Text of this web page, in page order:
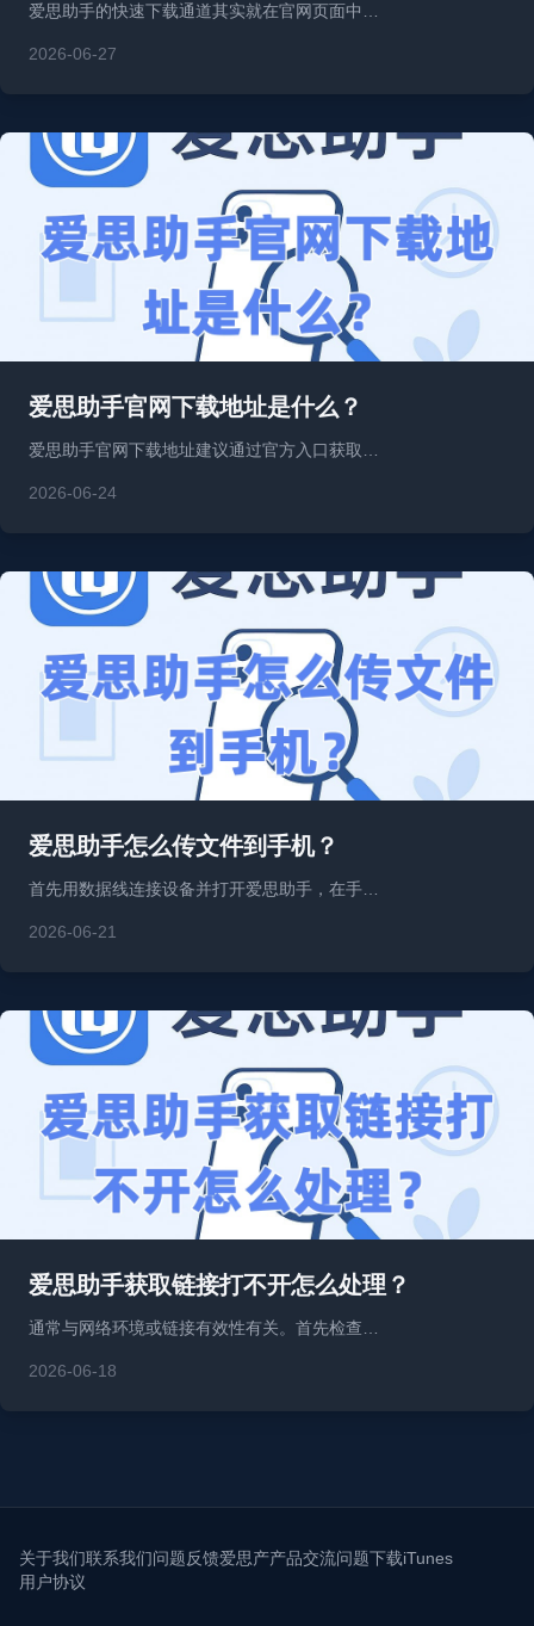
爱思助手的快速下载通道其实就在官网页面中…
2026-06-27
爱思助手官网下载地址是什么？
爱思助手官网下载地址建议通过官方入口获取…
2026-06-24
爱思助手怎么传文件到手机？
首先用数据线连接设备并打开爱思助手，在手…
2026-06-21
爱思助手获取链接打不开怎么处理？
通常与网络环境或链接有效性有关。首先检查…
2026-06-18
关于我们联系我们问题反馈爱思产产品交流问题下载iTunes
用户协议